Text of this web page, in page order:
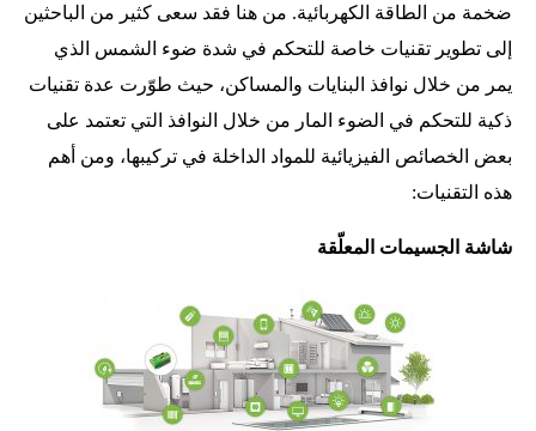
ضخمة من الطاقة الكهربائية. من هنا فقد سعى كثير من الباحثين
إلى تطوير تقنيات خاصة للتحكم في شدة ضوء الشمس الذي
يمر من خلال نوافذ البنايات والمساكن، حيث طوّرت عدة تقنيات
ذكية للتحكم في الضوء المار من خلال النوافذ التي تعتمد على
بعض الخصائص الفيزيائية للمواد الداخلة في تركيبها، ومن أهم
هذه التقنيات:
شاشة الجسيمات المعلّقة